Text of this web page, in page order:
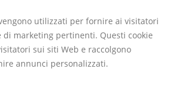
utilizzati per fornire ai visitatori
di marketing pertinenti. Questi cookie
sui siti Web e raccolgono
annunci personalizzati.